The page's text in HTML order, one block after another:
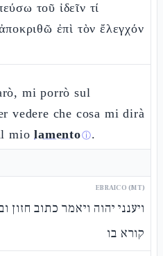
τοῦ ἰδεῖν τί
ἐπὶ τὸν ἔλεγχόν
mi porrò sul
vedere che cosa mi dirà
miolamentoⓘ.
EBRAICO (MT)
ויענני יהוה ויאמר כתוב
קורא בו